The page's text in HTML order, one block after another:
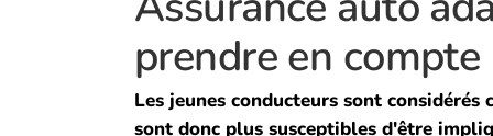
prendre en compte
Les jeunes conducteurs sont
sont donc plus susceptibles d'être